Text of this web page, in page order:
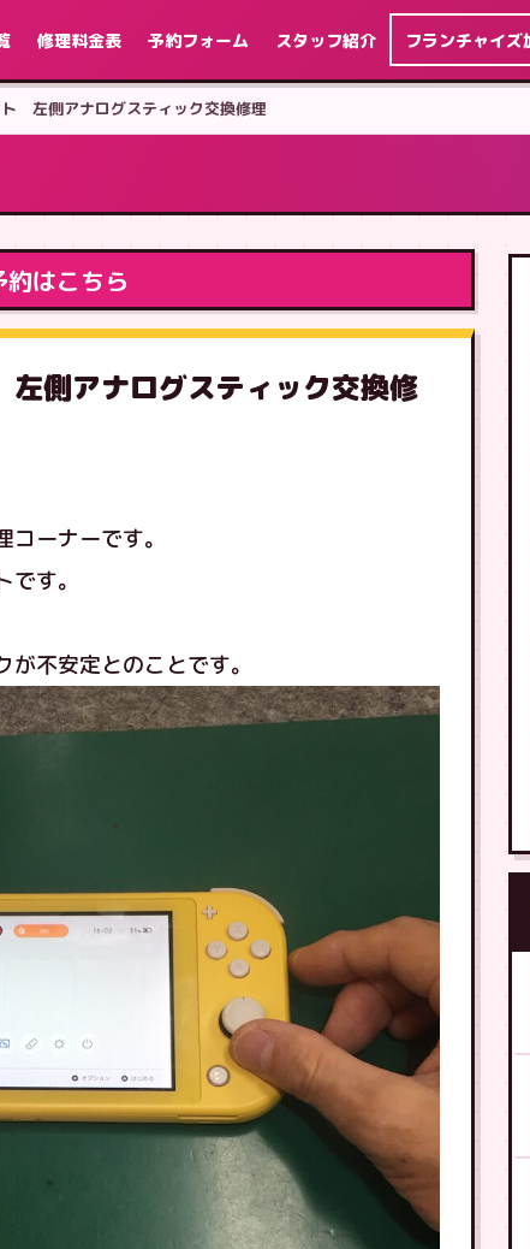
修理料金表 予約フォーム スタッフ紹介 フランチャイズ
左側アナログスティック交換修理
約はこちら
側アナログスティック交換修
ーナーです。
す。
不安定とのことです。